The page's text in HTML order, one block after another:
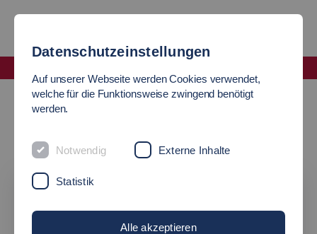
Veranstaltungen
Veranstaltungen
Datenschutzeinstellungen
Auf unserer Webseite werden Cookies verwendet,
welche für die Funktionsweise zwingend benötigt
werden.
Notwendig Externe Inhalte
Statistik
Alle akzeptieren